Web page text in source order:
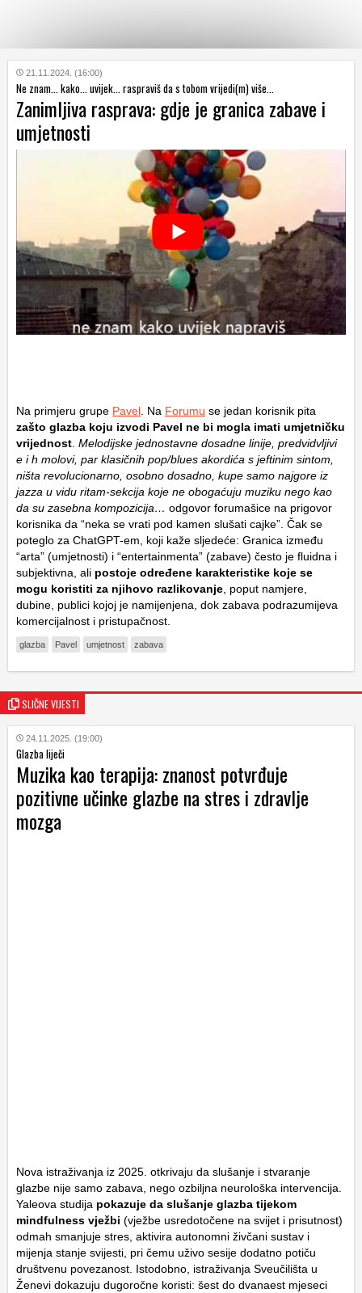
KATEGORIJE
HRVATSKI
WEB
21.11.2024. (16:00)
Ne znam... kako... uvijek... raspraviš da s tobom vrijedi(m) više...
Zanimljiva rasprava: gdje je granica zabave i
umjetnosti
Na primjeru grupe Pavel . Na Forumu se jedan korisnik pita
zašto glazba koju izvodi Pavel ne bi mogla imati umjetničku
vrijednost Melodijske jednostavne dosadne linije, predvidvljivi
e i h molovi, par klasičnih pop/blues akordića s jeftinim sintom,
ništa revolucionarno, osobno dosadno, kupe samo najgore iz
jazza u vidu ritam-sekcija koje ne obogaćuju muziku nego kao
da su zasebna kompozicija… odgovor forumašice na prigovor
korisnika da “neka se vrati pod kamen slušati cajke”. Čak se
poteglo za ChatGPT-em, koji kaže sljedeće: Granica između
“arta” (umjetnosti) i “entertainmenta” (zabave) često je fluidna i
subjektivna, ali postoje određene karakteristike koje se
mogu koristiti za njihovo razlikovanje , poput namjere,
dubine, publici kojoj je namijenjena, dok zabava podrazumijeva
komercijalnost i pristupačnost.
glazba Pavel umjetnost zabava
SLIČNE VIJESTI
24.11.2025. (19:00)
Glazba liječi
Muzika kao terapija: znanost potvrđuje
pozitivne učinke glazbe na stres i zdravlje
mozga
Nova istraživanja iz 2025. otkrivaju da slušanje i stvaranje
glazbe nije samo zabava, nego ozbiljna neurološka intervencija.
Yaleova studija pokazuje da slušanje glazba tijekom
mindfulness vježbi (vježbe usredotočene na svijet i prisutnost)
odmah smanjuje stres, aktivira autonomni živčani sustav i
mijenja stanje svijesti, pri čemu uživo sesije dodatno potiču
društvenu povezanost. Istodobno, istraživanja Sveučilišta u
Ženevi dokazuju dugoročne koristi: šest do dvanaest mjeseci